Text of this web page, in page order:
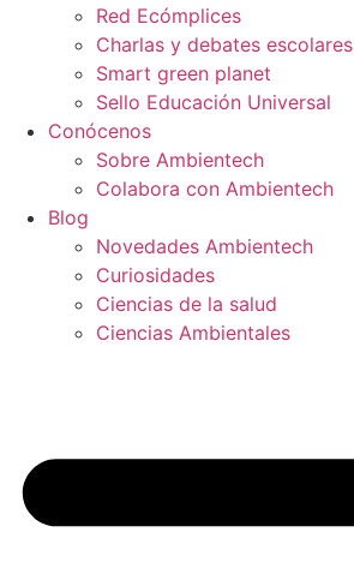
Red Ecómplices
Charlas y debates escolares
Smart green planet
Sello Educación Universal
Conócenos
Sobre Ambientech
Colabora con Ambientech
Blog
Novedades Ambientech
Curiosidades
Ciencias de la salud
Ciencias Ambientales